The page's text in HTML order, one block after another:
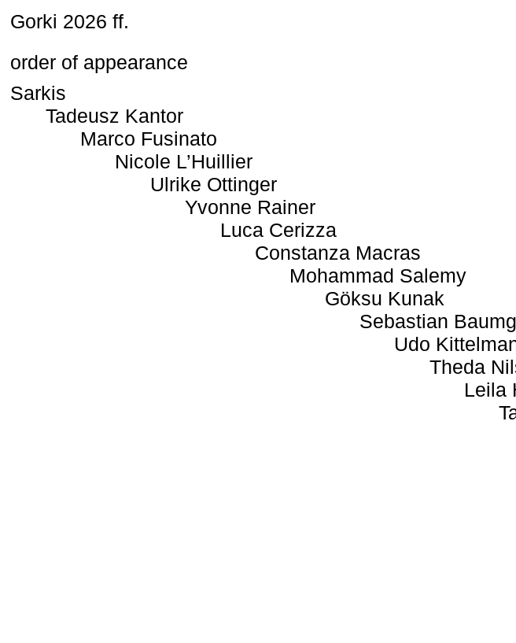
Gorki 2026 ff.
order of appearance
Sarkis
Tadeusz Kantor
Marco Fusinato
Nicole L’Huillier
Ulrike Ottinger
Yvonne Rainer
Luca Cerizza
Constanza Macras
Mohammad Salemy
Göksu Kunak
Sebastian
Udo
Theda
Leila